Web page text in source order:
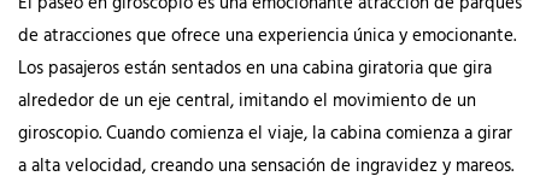
de atracciones que ofrece una experiencia única y emocionante.
Los pasajeros están sentados en una cabina giratoria que gira
alrededor de un eje central, imitando el movimiento de un
giroscopio. Cuando comienza el viaje, la cabina comienza a girar
a alta velocidad, creando una sensación de ingravidez y mareos.